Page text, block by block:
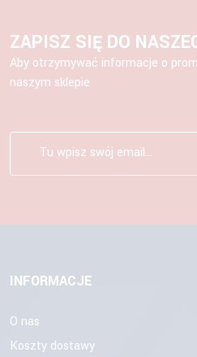
ZAPISZ SIĘ DO
Aby otrzymywać informacje o
naszym sklepie
INFORMACJE
O nas
Koszty dostawy